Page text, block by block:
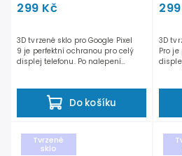
299 Kč
Do košíku
3D tvrzené sklo pro Google Pixel
9 je perfektní ochranou pro celý
displej telefonu. Po nalepení
3D
Pro
Tvrzené
sklo